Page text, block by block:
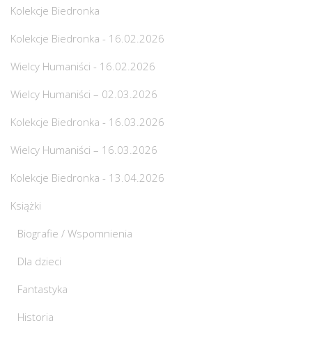
Kolekcje Biedronka
Kolekcje Biedronka - 16.02.2026
Wielcy Humaniści - 16.02.2026
Wielcy Humaniści – 02.03.2026
Kolekcje Biedronka - 16.03.2026
Wielcy Humaniści – 16.03.2026
Kolekcje Biedronka - 13.04.2026
Książki
Biografie / Wspomnienia
Dla dzieci
Fantastyka
Historia